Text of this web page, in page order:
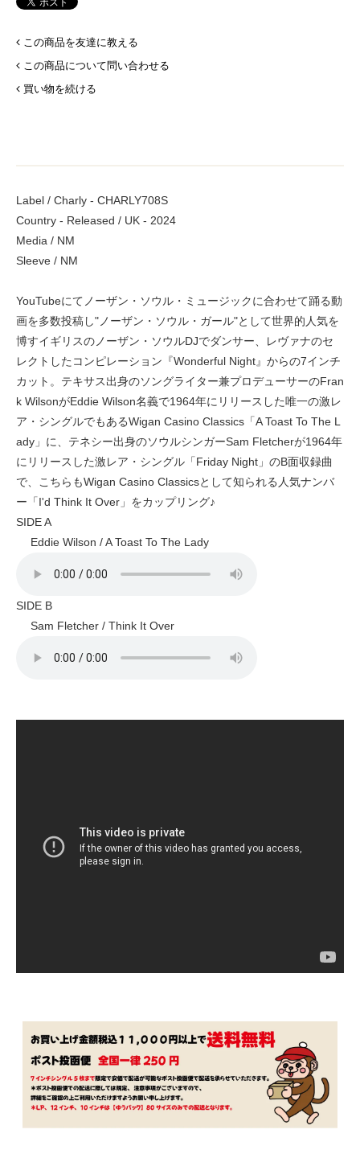
この商品を友達に教える
この商品について問い合わせる
買い物を続ける
Label / Charly - CHARLY708S
Country - Released / UK - 2024
Media / NM
Sleeve / NM
YouTubeにてノーザン・ソウル・ミュージックに合わせて踊る動
画を多数投稿し"ノーザン・ソウル・ガール"として世界的人気を
博すイギリスのノーザン・ソウルDJでダンサー、レヴァナのセ
レクトしたコンピレーション『Wonderful Night』からの7インチ
カット。テキサス出身のソングライター兼プロデューサーのFran
k WilsonがEddie Wilson名義で1964年にリリースした唯一の激レ
ア・シングルでもあるWigan Casino Classics「A Toast To The L
ady」に、テネシー出身のソウルシンガーSam Fletcherが1964年
にリリースした激レア・シングル「Friday Night」のB面収録曲
で、こちらもWigan Casino Classicsとして知られる人気ナンバ
ー「I'd Think It Over」をカップリング♪
SIDE A
Eddie Wilson / A Toast To The Lady
SIDE B
Sam Fletcher / Think It Over